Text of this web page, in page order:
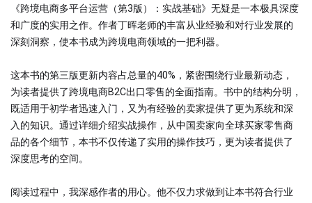
《跨境电商多平台运营（第3版）：实战基础》无疑是一本极具深度
和广度的实用之作。作者丁晖老师的丰富从业经验和对行业发展的
深刻洞察，使本书成为跨境电商领域的一把利器。
这本书的第三版更新内容占总量的40%，紧密围绕行业最新动态，
为读者提供了跨境电商B2C出口零售的全面指南。书中的结构分明，
既适用于初学者迅速入门，又为有经验的卖家提供了更为系统和深
入的知识。通过详细介绍实战操作，从中国卖家向全球买家零售商
品的各个细节，本书不仅传递了实用的操作技巧，更为读者提供了
深度思考的空间。
阅读过程中，我深感作者的用心。他不仅力求做到让本书符合行业